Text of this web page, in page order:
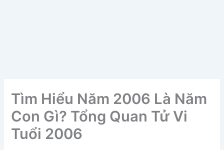
Tìm Hiểu Năm 2006 Là Năm
Con Gì? Tổng Quan Tử Vi
Tuổi 2006